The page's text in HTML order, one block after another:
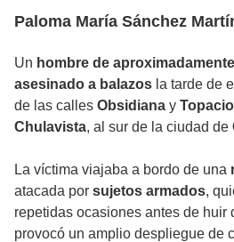
Paloma María Sánchez
Un hombre de
asesinado a balazos la tarde de
de las calles Obsidiana y Topacio
Chulavista, al sur de la ciudad de
La víctima viajaba a bordo de una
atacada por sujetos armados,
repetidas ocasiones antes de huir
provocó un amplio despliegue de